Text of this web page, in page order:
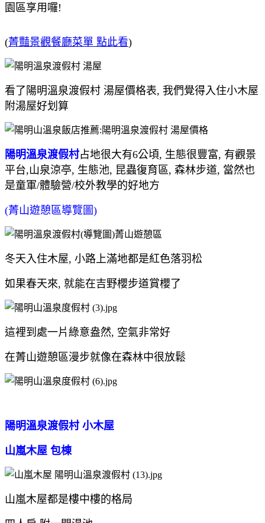
園區享用囉!
(菁豔景觀餐廳菜單 點此看)
看了陽明溫泉渡假村 湯屋價格表, 我們覺得入住小木屋
附湯屋好划算
陽明溫泉渡假村占地很大有6公頃, 生態很豐富, 有觀景
平台,山泉涼亭, 生態池, 昆蟲復育區, 森林步道, 當然也
是童軍/體驗營/校外教學的好地方
(菁山遊憩區導覽圖)
冬天入住木屋, 小路上滿地都是紅色落羽松
如果春天來, 就能在吉野櫻步道賞櫻了
這裡到處一片綠意盎然, 空氣非常好
在菁山遊憩區漫步就像在森林中很放鬆
陽明溫泉渡假村 小木屋
山嵐木屋 包棟
山嵐木屋都是樓中樓的格局